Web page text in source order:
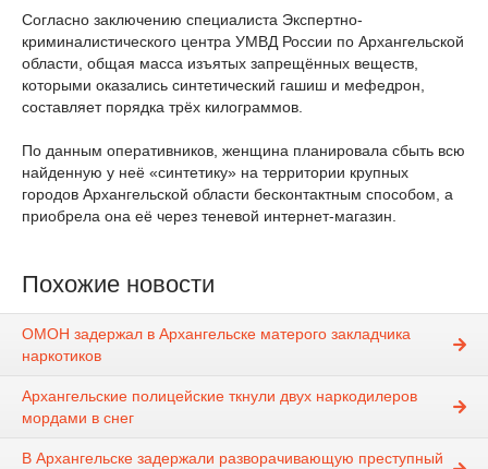
Согласно заключению специалиста Экспертно-
криминалистического центра УМВД России по Архангельской
области, общая масса изъятых запрещённых веществ,
которыми оказались синтетический гашиш и мефедрон,
составляет порядка трёх килограммов.
По данным оперативников, женщина планировала сбыть всю
найденную у неё «синтетику» на территории крупных
городов Архангельской области бесконтактным способом, а
приобрела она её через теневой интернет-магазин.
Похожие новости
ОМОН задержал в Архангельске матерого закладчика
наркотиков
Архангельские полицейские ткнули двух наркодилеров
мордами в снег
В Архангельске задержали разворачивающую преступный